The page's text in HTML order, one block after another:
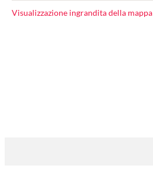
Visualizzazione ingrandita della mappa